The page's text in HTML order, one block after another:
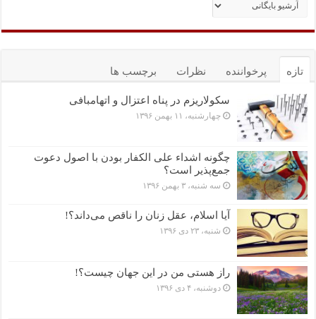
تازه پرخواننده نظرات برچسب ها
سکولاریزم در پناه اعتزال و اتهام‎بافی
چهارشنبه، ۱۱ بهمن ۱۳۹۶
چگونه اشداء علی الکفار بودن با اصول دعوت
جمع‌پذیر است؟
سه شنبه، ۳ بهمن ۱۳۹۶
آیا اسلام، عقل زنان را ناقص می‌داند؟!
شنبه، ۲۳ دی ۱۳۹۶
راز هستی من در این جهان چیست؟!
دوشنبه، ۴ دی ۱۳۹۶